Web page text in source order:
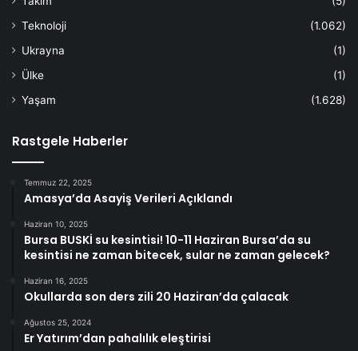
Teknoloji
(1.062)
Ukrayna
(1)
Ülke
(1)
Yaşam
(1.628)
Rastgele Haberler
Temmuz 22, 2025
Amasya’da Asayiş Verileri Açıklandı
Haziran 10, 2025
Bursa BUSKİ su kesintisi! 10-11 Haziran Bursa’da su
kesintisi ne zaman bitecek, sular ne zaman gelecek?
Haziran 16, 2025
Okullarda son ders zili 20 Haziran’da çalacak
Ağustos 25, 2024
Er Yatırım’dan pahalılık eleştirisi